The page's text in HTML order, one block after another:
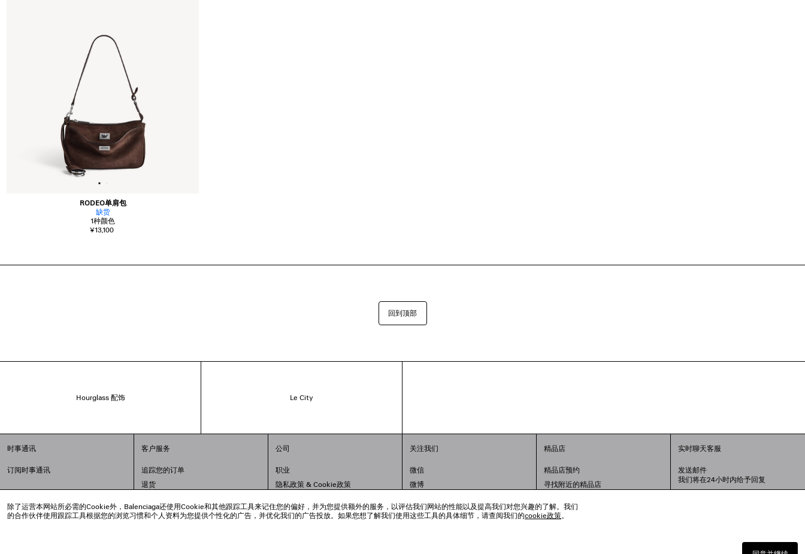
除了运营本网站所必需的Cookie外，Balenciaga还使用Cookie和其他跟踪工具来记住您的偏好，并为您提供额外的服务，以评估我们网站的性能以及提高我们对您兴趣的了解。我们
的合作伙伴使用跟踪工具根据您的浏览习惯和个人资料为您提供个性化的广告，并优化我们的广告投放。如果您想了解我们使用这些工具的具体细节，请查阅我们的cookie政策。
RODEO单肩包
缺货
1种颜色
¥13,100
回到顶部
Hourglass 配饰 Le City
时事通讯
订阅时事通讯
客户服务
追踪您的订单
退货
支付
公司
职业
隐私政策 & Cookie政策
联合国世界粮食计划署
关注我们
微信
微博
抖音
精品店
精品店预约
寻找附近的精品店
实时聊天客服
发送邮件
我们将在24小时内给予回复